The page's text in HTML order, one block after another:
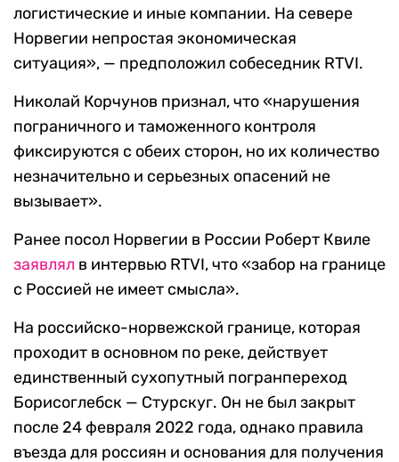
логистические и иные компании. На севере
Норвегии непростая экономическая
ситуация», — предположил собеседник RTVI.
Николай Корчунов признал, что «нарушения
пограничного и таможенного контроля
фиксируются с обеих сторон, но их количество
незначительно и серьезных опасений не
вызывает».
Ранее посол Норвегии в России Роберт Квиле
заявлял в интервью RTVI, что «забор на границе
с Россией не имеет смысла».
На российско-норвежской границе, которая
проходит в основном по реке, действует
единственный сухопутный погранпереход
Борисоглебск — Стурскуг. Он не был закрыт
после 24 февраля 2022 года, однако правила
въезда для россиян и основания для получения